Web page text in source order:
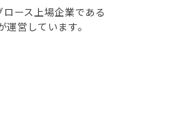
ロース上場企業である
営しています。